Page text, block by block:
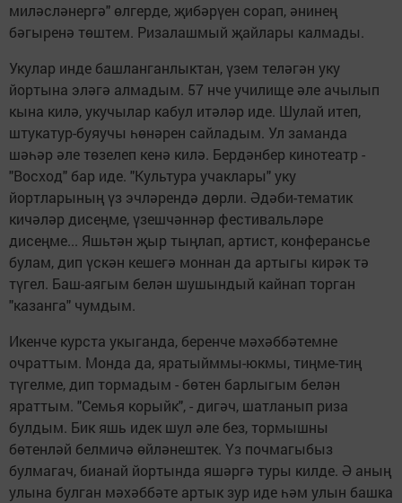
миләсләнергә" өлгерде, җибәрүен сорап, әнинең
бәгыренә төштем. Ризалашмый җайлары калмады.
Укулар инде башланганлыктан, үзем теләгән уку
йортына эләгә алмадым. 57 нче училище әле ачылып
кына килә, укучылар кабул итәләр иде. Шулай итеп,
штукатур-буяучы һөнәрен сайладым. Ул заманда
шәһәр әле төзелеп кенә килә. Бердәнбер кинотеатр -
"Восход" бар иде. "Культура учаклары" уку
йортларының үз эчләрендә дөрли. Әдәби-тематик
кичәләр дисеңме, үзешчәннәр фестивальләре
дисеңме... Яшьтән җыр тыңлап, артист, конферансье
булам, дип үскән кешегә моннан да артыгы кирәк тә
түгел. Баш-аягым белән шушындый кайнап торган
"казанга" чумдым.
Икенче курста укыганда, беренче мәхәббәтемне
очраттым. Монда да, яратыйммы-юкмы, тиңме-тиң
түгелме, дип тормадым - бөтен барлыгым белән
яраттым. "Семья корыйк", - дигәч, шатланып риза
булдым. Бик яшь идек шул әле без, тормышны
бөтенләй белмичә өйләнештек. Үз почмагыбыз
булмагач, бианай йортында яшәргә туры килде. Ә аның
улына булган мәхәббәте артык зур иде һәм улын башка